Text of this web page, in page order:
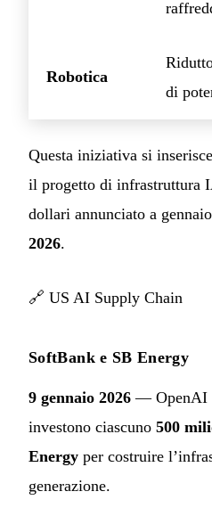
Robotica
di
Questa iniziativa si
il progetto di infrastruttura
dollari annunciato a
2026.
🔗 US AI Supply Chain
SoftBank e SB Energy
9 gennaio 2026 — OpenAI
investono ciascuno 500
Energy per costruire
generazione.